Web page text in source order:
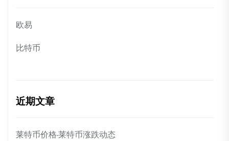
欧易
比特币
近期文章
莱特币价格-莱特币涨跌动态